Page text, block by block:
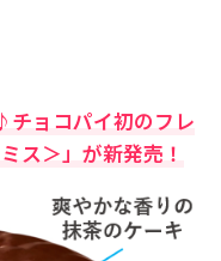
ョコパイ初のフレ
ス＞」が新発売！